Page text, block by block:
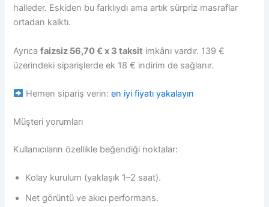
halleder. Eskiden bu farklıydı ama artık sürpriz masraflar
ortadan kalktı.
Ayrıcafaizsiz 56,70 € x 3 taksit imkânı vardır. 139 €
üzerindeki siparişlerde ek 18 € indirim de sağlanır.
Hemen sipariş verin:en iyi fiyatı yakalayın
Müşteri yorumları
Kullanıcıların özellikle beğendiği noktalar:
Kolay kurulum (yaklaşık 1–2 saat).
Net görüntü ve akıcı performans.